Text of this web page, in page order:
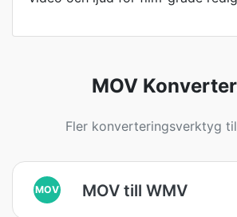
MOV
Fler konverteringsverktyg
MOV MOV till WMV